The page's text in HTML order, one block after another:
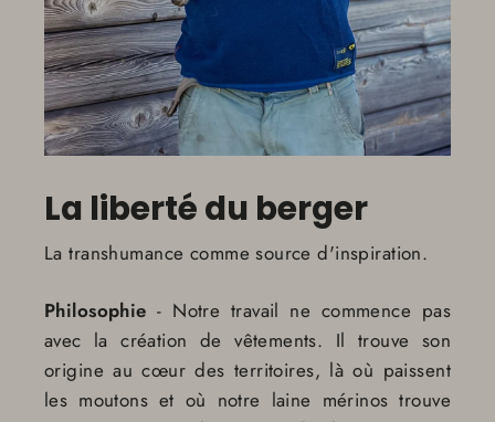
La liberté du berger
La transhumance comme source d'inspiration.
Philosophie- Notre travail ne commence pas
avec la création de vêtements. Il trouve son
origine au cœur des territoires, là où paissent
les moutons et où notre laine mérinos trouve